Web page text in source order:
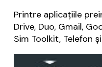
Printre aplicaţiile
Drive, Duo, Gmail,
Sim Toolkit, Telefon